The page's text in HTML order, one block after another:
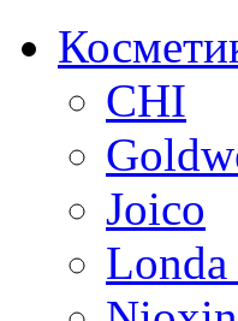
CHI
Joico
Londa